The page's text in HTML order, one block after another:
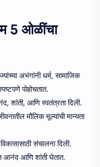
5 ओळींचा
अभंगांनी धर्म, सामाजिक
पोहोचतात.
शांती, आणि स्वतंत्रता दिली.
मौलिक मूल्यांची मान्यता
संचालना दिली.
आनंद आणि शांती घेतात.